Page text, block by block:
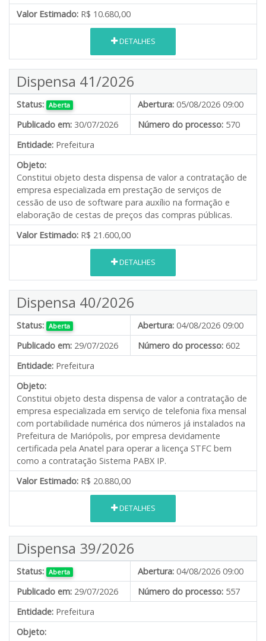
Valor Estimado: R$ 10.680,00
DETALHES
Dispensa 41/2026
Status: Aberta Abertura: 05/08/2026 09:00
Publicado em: 30/07/2026 Número do processo: 570
Entidade: Prefeitura
Objeto:
Constitui objeto desta dispensa de valor a contratação de
empresa especializada em prestação de serviços de
cessão de uso de software para auxílio na formação e
elaboração de cestas de preços das compras públicas.
Valor Estimado: R$ 21.600,00
DETALHES
Dispensa 40/2026
Status: Aberta Abertura: 04/08/2026 09:00
Publicado em: 29/07/2026 Número do processo: 602
Entidade: Prefeitura
Objeto:
Constitui objeto desta dispensa de valor a contratação de
empresa especializada em serviço de telefonia fixa mensal
com portabilidade numérica dos números já instalados na
Prefeitura de Mariópolis, por empresa devidamente
certificada pela Anatel para operar a licença STFC bem
como a contratação Sistema PABX IP.
Valor Estimado: R$ 20.880,00
DETALHES
Dispensa 39/2026
Status: Aberta Abertura: 04/08/2026 09:00
Publicado em: 29/07/2026 Número do processo: 557
Entidade: Prefeitura
Objeto: